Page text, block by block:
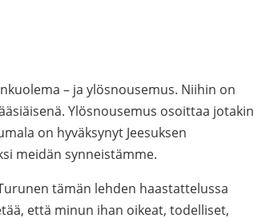
– ja ylösnousemus. Niihin on
Ylösnousemus osoittaa jotakin
on hyväksynyt Jeesuksen
meidän synneistämme.
tämän lehden haastattelussa
että minun ihan oikeat, todelliset,